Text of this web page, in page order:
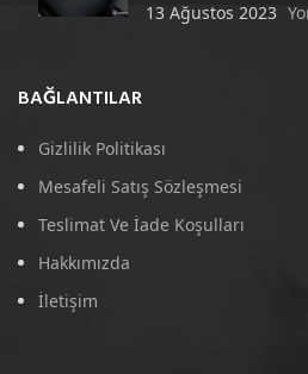
13 Ağustos 2023
BAĞLANTILAR
Gizlilik Politikası
Mesafeli Satış Sözleşmesi
Teslimat Ve İade Koşulları
Hakkımızda
İletişim